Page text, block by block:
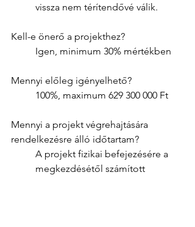
vissza nem térítendővé válik.
Kell-e önerő a projekthez?
Igen, minimum 30% mértékben
Mennyi előleg igényelhető?
100%, maximum 629 300 000 Ft
Mennyi a projekt végrehajtására
rendelkezésre álló időtartam?
A projekt fizikai befejezésére a
megkezdésétől számított